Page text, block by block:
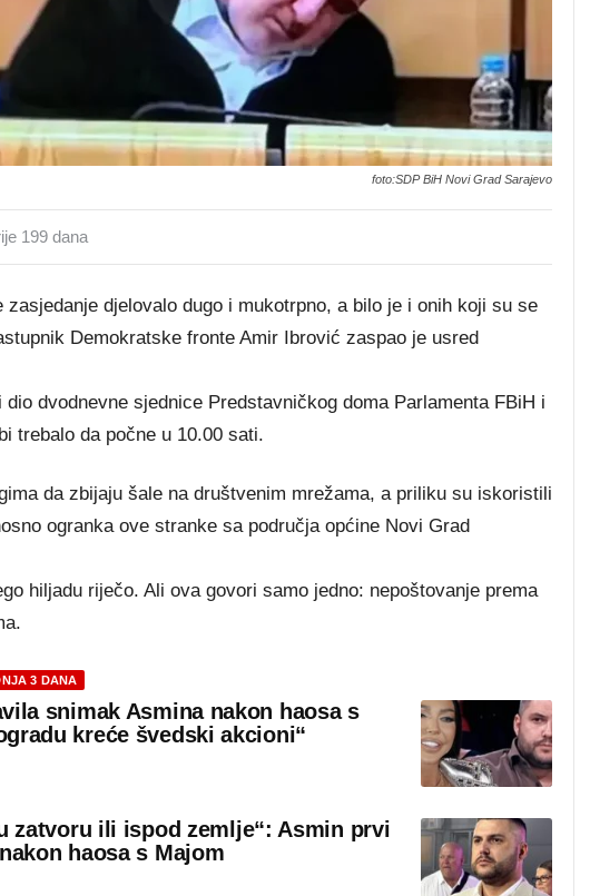
foto:SDP BiH Novi Grad Sarajevo
199 dana
zasjedanje djelovalo dugo i mukotrpno, a bilo je i onih koji su se
Demokratske fronte Amir Ibrović zaspao je usred
dvodnevne sjednice Predstavničkog doma Parlamenta FBiH i
trebalo da počne u 10.00 sati.
da zbijaju šale na društvenim mrežama, a priliku su iskoristili
ogranka ove stranke sa područja općine Novi Grad
hiljadu riječo. Ali ova govori samo jedno: nepoštovanje prema
3 DANA
snimak Asmina nakon haosa s
kreće švedski akcioni“
zatvoru ili ispod zemlje“: Asmin prvi
haosa s Majom